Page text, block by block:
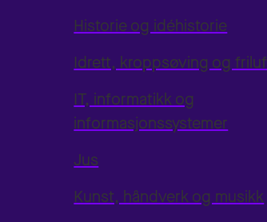
Historie og idéhistorie
Idrett, kroppsøving og
IT, informatikk og
informasjonssystemer
Jus
Kunst, håndverk og musikk